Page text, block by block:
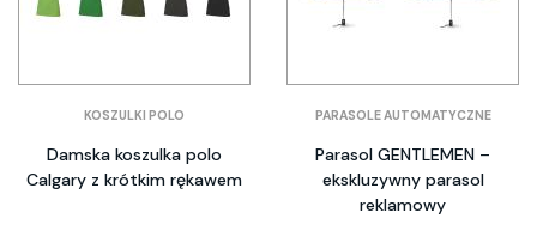
KOSZULKI POLO
Damska koszulka polo
Calgary z krótkim rękawem
PARASOLE AUTOMATYCZNE
Parasol GENTLEMEN –
ekskluzywny parasol
reklamowy